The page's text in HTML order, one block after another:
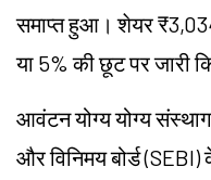
समाप्त हुआ। शेयर
या 5% की छूट पर जारी
आवंटन योग्य योग्य
और विनिमय बोर्ड